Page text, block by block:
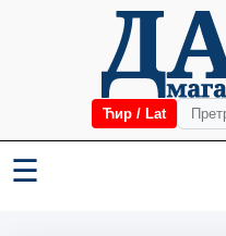
Ћир / Lat
☰